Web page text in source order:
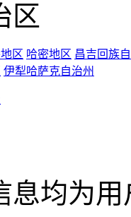
区
区 哈密地区 昌吉回族
伊犁哈萨克自治州
息均为